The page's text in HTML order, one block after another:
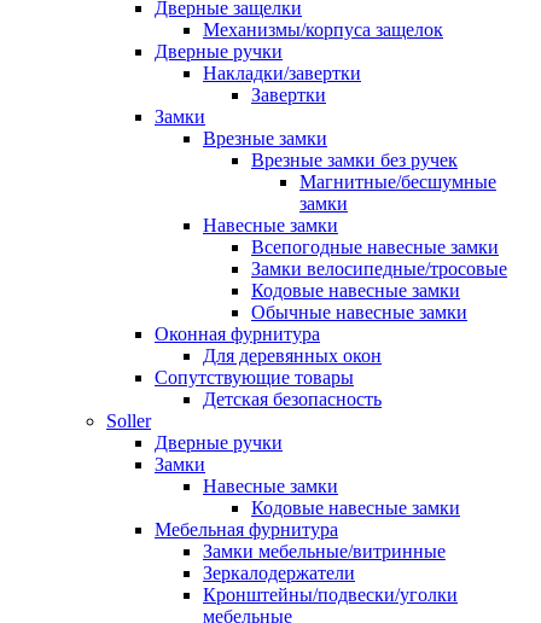
Дверные защелки
Механизмы/корпуса защелок
Дверные ручки
Накладки/завертки
Завертки
Замки
Врезные замки
Врезные замки без ручек
Магнитные/бесшумные
замки
Навесные замки
Всепогодные навесные замки
Замки велосипедные/тросовые
Кодовые навесные замки
Обычные навесные замки
Оконная фурнитура
Для деревянных окон
Сопутствующие товары
Детская безопасность
Soller
Дверные ручки
Замки
Навесные замки
Кодовые навесные замки
Мебельная фурнитура
Замки мебельные/витринные
Зеркалодержатели
Кронштейны/подвески/уголки
мебельные